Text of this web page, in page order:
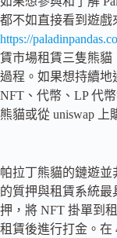
都不如直接看到遊戲
https://
賃市場租賃三隻熊貓
過程。如果想持續地
NFT、代幣、LP 代
熊貓或從 uniswap 上
帕拉丁熊貓的鏈遊並
的質押與租賃系統
押，將 NFT 掛單到
租賃後進行打金。在